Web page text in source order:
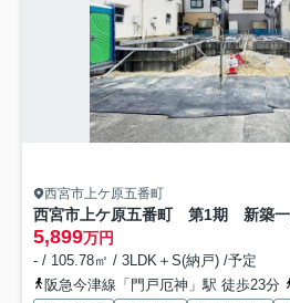
西宮市上ケ原五番町
西宮市上ケ原五番町 第1期 新築一
5,899万円
- / 105.78㎡ / 3LDK＋S(納戸) /予定
阪急今津線「門戸厄神」駅 徒歩23分